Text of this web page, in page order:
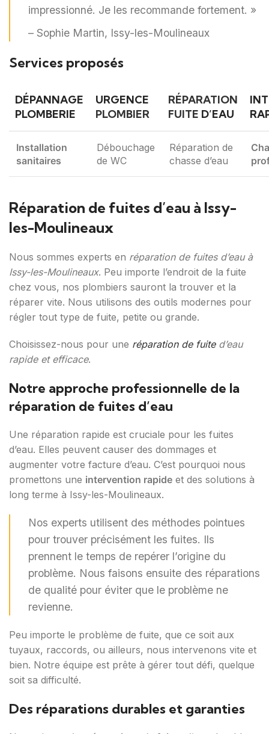
impressionné. Je les recommande fortement. »
– Sophie Martin, Issy-les-Moulineaux
Services proposés
DÉPANNAGE
PLOMBERIE
URGENCE
PLOMBIER
RÉPARATION
FUITE D’EAU
Installation
sanitaires
Débouchage
de WC
Réparation de
chasse d’eau
Réparation de fuites d’eau à Issy-
les-Moulineaux
Nous sommes experts en réparation de fuites d’eau à
Issy-les-Moulineaux. Peu importe l’endroit de la fuite
chez vous, nos plombiers sauront la trouver et la
réparer vite. Nous utilisons des outils modernes pour
régler tout type de fuite, petite ou grande.
Choisissez-nous pour une réparation de fuited’eau
rapide et efficace.
Notre approche professionnelle de la
réparation de fuites d’eau
Une réparation rapide est cruciale pour les fuites
d’eau. Elles peuvent causer des dommages et
augmenter votre facture d’eau. C’est pourquoi nous
promettons une intervention rapide et des solutions à
long terme à Issy-les-Moulineaux.
Nos experts utilisent des méthodes pointues
pour trouver précisément les fuites. Ils
prennent le temps de repérer l’origine du
problème. Nous faisons ensuite des réparations
de qualité pour éviter que le problème ne
revienne.
Peu importe le problème de fuite, que ce soit aux
tuyaux, raccords, ou ailleurs, nous intervenons vite et
bien. Notre équipe est prête à gérer tout défi, quelque
soit sa difficulté.
Des réparations durables et garanties